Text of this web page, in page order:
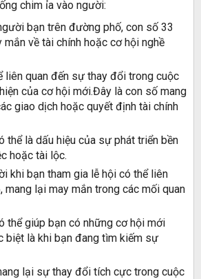
chim ỉa vào người:
bạn trên đường phố, con số 33
mắn về tài chính hoặc cơ hội nghề
liên quan đến sự thay đổi trong cuộc
của cơ hội mới.Đây là con số mang
giao dịch hoặc quyết định tài chính
thể là dấu hiệu của sự phát triển bền
hoặc tài lộc.
khi bạn tham gia lễ hội có thể liên
mang lại may mắn trong các mối quan
thể giúp bạn có những cơ hội mới
biệt là khi bạn đang tìm kiếm sự
lại sự thay đổi tích cực trong cuộc